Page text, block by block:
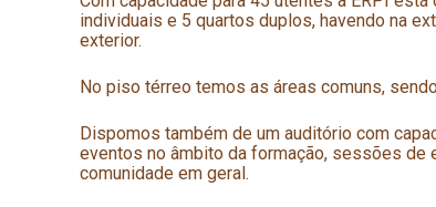
individuais e 5 quartos duplos, havendo na
exterior.
No piso térreo temos as áreas comuns,
Dispomos também de um auditório com
eventos no âmbito da formação, sessões de
comunidade em geral.